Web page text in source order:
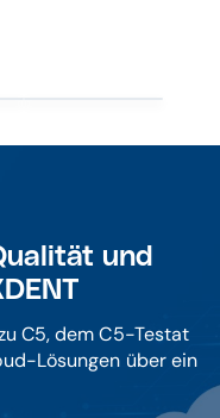
und
C5, dem C5-Testat
Lösungen über ein